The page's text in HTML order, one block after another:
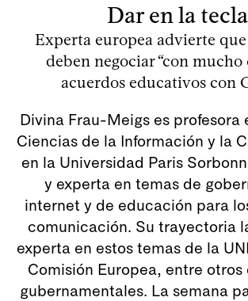
Dar en la tecla
Experta europea advierte
deben negociar “con mucho
acuerdos educativos con
Divina Frau-Meigs es profesora
Ciencias de la Información y la
en la Universidad Paris
y experta en temas de
internet y de educación para
comunicación. Su trayectoria
experta en estos temas de la
Comisión Europea, entre otros
gubernamentales. La semana